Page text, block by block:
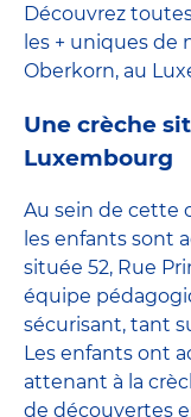
Découvrez
les + uniques de
Oberkorn, au
Une crèche
Luxembourg
Au sein de cette
les enfants sont
située 52, Rue
équipe
sécurisant, tant
Les enfants ont
attenant à la
de découvertes